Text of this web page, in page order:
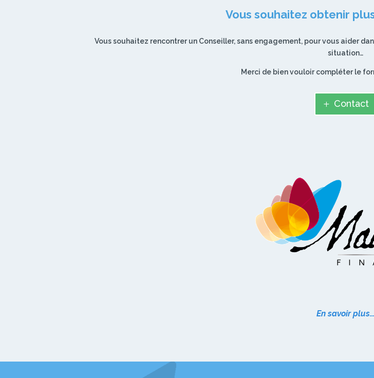
Vous souhaitez obtenir
Vous souhaitez rencontrer un Conseiller, sans engagement, pour vous aider
situation…
Merci de bien vouloir compléter le
Contact
En savoir plus…